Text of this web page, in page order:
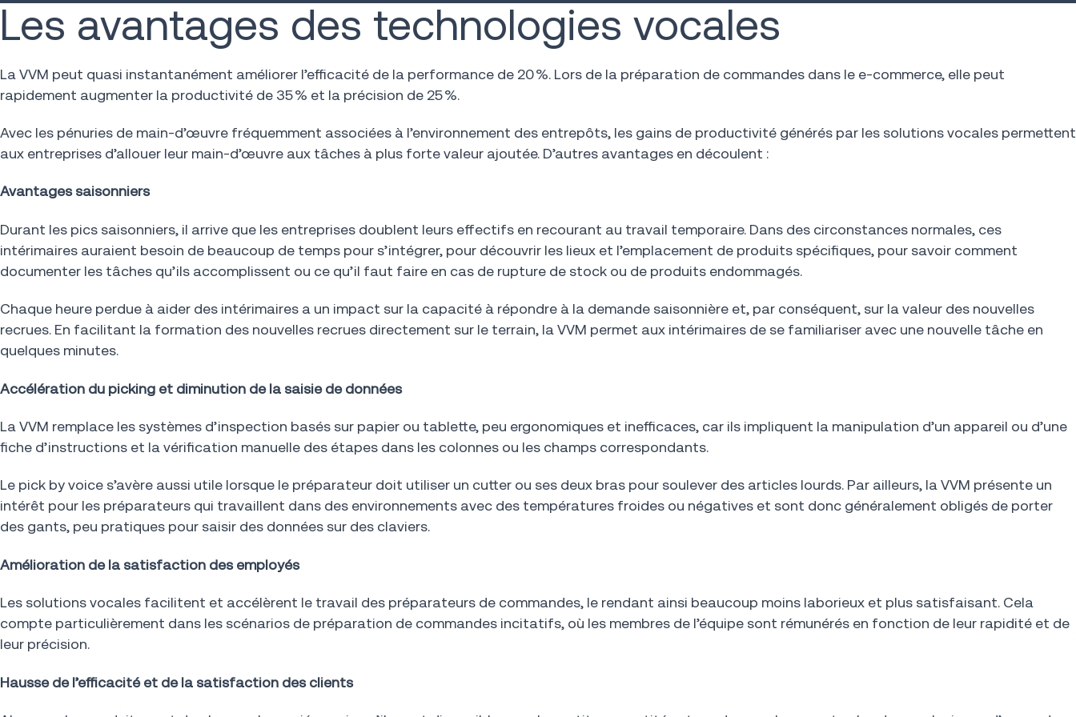
Les avantages des technologies vocales
La VVM peut quasi instantanément améliorer l’efficacité de la performance de 20 %. Lors de la préparation de commandes dans le e-commerce, elle peut
rapidement augmenter la productivité de 35 % et la précision de 25 %.
Avec les pénuries de main-d’œuvre fréquemment associées à l’environnement des entrepôts, les gains de productivité générés par les solutions vocales permettent
aux entreprises d’allouer leur main-d’œuvre aux tâches à plus forte valeur ajoutée. D’autres avantages en découlent :
Avantages saisonniers
Durant les pics saisonniers, il arrive que les entreprises doublent leurs effectifs en recourant au travail temporaire. Dans des circonstances normales, ces
intérimaires auraient besoin de beaucoup de temps pour s’intégrer, pour découvrir les lieux et l’emplacement de produits spécifiques, pour savoir comment
documenter les tâches qu’ils accomplissent ou ce qu’il faut faire en cas de rupture de stock ou de produits endommagés.
Chaque heure perdue à aider des intérimaires a un impact sur la capacité à répondre à la demande saisonnière et, par conséquent, sur la valeur des nouvelles
recrues. En facilitant la formation des nouvelles recrues directement sur le terrain, la VVM permet aux intérimaires de se familiariser avec une nouvelle tâche en
quelques minutes.
Accélération du picking et diminution de la saisie de données
La VVM remplace les systèmes d’inspection basés sur papier ou tablette, peu ergonomiques et inefficaces, car ils impliquent la manipulation d’un appareil ou d’une
fiche d’instructions et la vérification manuelle des étapes dans les colonnes ou les champs correspondants.
Le pick by voice s’avère aussi utile lorsque le préparateur doit utiliser un cutter ou ses deux bras pour soulever des articles lourds. Par ailleurs, la VVM présente un
intérêt pour les préparateurs qui travaillent dans des environnements avec des températures froides ou négatives et sont donc généralement obligés de porter
des gants, peu pratiques pour saisir des données sur des claviers.
Amélioration de la satisfaction des employés
Les solutions vocales facilitent et accélèrent le travail des préparateurs de commandes, le rendant ainsi beaucoup moins laborieux et plus satisfaisant. Cela
compte particulièrement dans les scénarios de préparation de commandes incitatifs, où les membres de l’équipe sont rémunérés en fonction de leur rapidité et de
leur précision.
Hausse de l’efficacité et de la satisfaction des clients